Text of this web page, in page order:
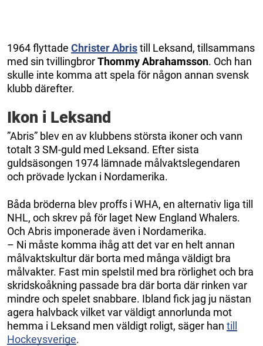
1964 flyttade Christer Abristill Leksand, tillsammans
med sin tvillingbrorThommy Abrahamsson. Och han
skulle inte komma att spela för någon annan svensk
klubb därefter.
Ikon i Leksand
”Abris” blev en av klubbens största ikoner och vann
totalt 3 SM-guld med Leksand. Efter sista
guldsäsongen 1974 lämnade målvaktslegendaren
och prövade lyckan i Nordamerika.
Båda bröderna blev proffs i WHA, en alternativ liga till
NHL, och skrev på för laget New England Whalers.
Och Abris imponerade även i Nordamerika.
– Ni måste komma ihåg att det var en helt annan
målvaktskultur där borta med många väldigt bra
målvakter. Fast min spelstil med bra rörlighet och bra
skridskoåkning passade bra där borta där rinken var
mindre och spelet snabbare. Ibland fick jag ju nästan
agera halvback vilket var väldigt annorlunda mot
hemma i Leksand men väldigt roligt, säger han till
Hockeysverige.